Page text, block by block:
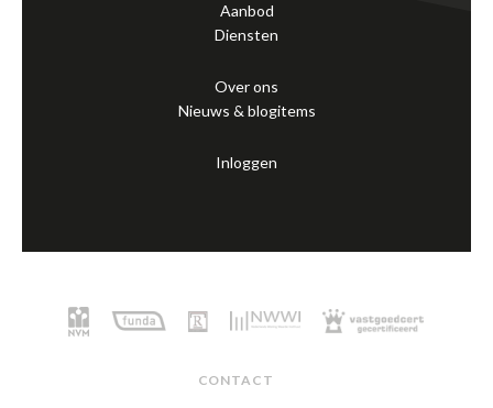
Aanbod
Diensten
Over ons
Nieuws & blogitems
Inloggen
CONTACT